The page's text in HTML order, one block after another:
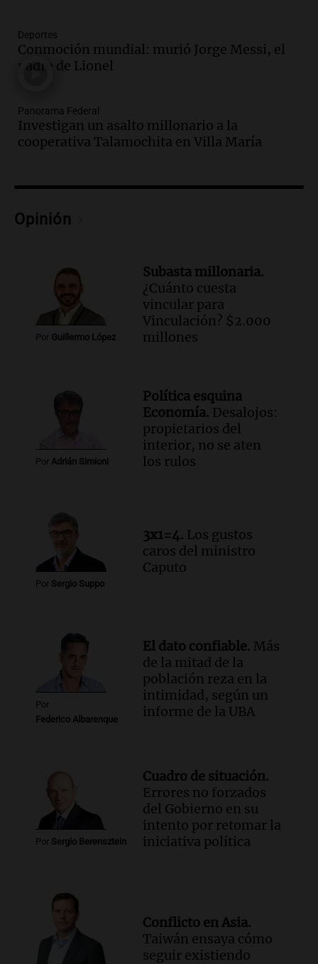
Episodios
Audio.La justicia niega pedido de
Facundo Moyano para levantar
Panorama Federal
Episodios
Audio.La inflación en Buenos Aires se
Panorama Federal
Audio.
públicas en 14 meses
Panorama Federal
Episodios
Audio. San Miguel de Tucumán:
vandalismo destruye 433 luminarias
públicas en 14 meses y afecta la
Audio.
Secuestran 28 bultos de
mercadería extranjera en control
fronterizo en Tucumán
Panorama Federal
Episodios
banco de San Luis
Panorama Federal
Episodios
Deportes
Conmoción mundial: murió Jorge Messi, el
padre de Lionel
Panorama Federal
Investigan un asalto millonario a la
cooperativa Talamochita en Villa María
Opinión
Por Guillermo López
Subasta millonaria.
¿Cuánto cuesta
vincular para
Vinculación? $2.000
millones
Por Adrián Simioni
Política esquina
Economía. Desalojos:
propietarios del
interior, no se aten
los rulos
Por Sergio Suppo
3x1=4. Los gustos
caros del ministro
Caputo
Por
Federico Albarenque
El dato confiable. Más
de la mitad de la
población reza en la
intimidad, según un
informe de la UBA
Por Sergio Berensztein
Cuadro de situación.
Errores no forzados
del Gobierno en su
intento por retomar la
iniciativa política
Conflicto en Asia.
Taiwán ensaya cómo
seguir existiendo